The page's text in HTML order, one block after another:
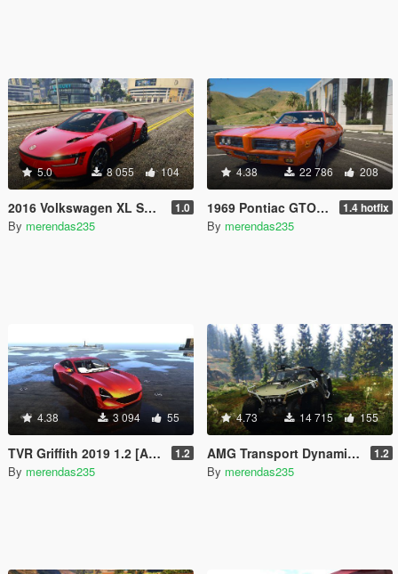
5.0 8 055 104
2016 Volkswagen XL Sport Concept [Add-On / Replace | LODs] 1.0
By merendas235
4.38 22 786 208
1969 Pontiac GTO Judge [Add-On / Replace | Tuning] 1.4 hotfix
By merendas235
4.38 3 094 55
TVR Griffith 2019 1.2 [Add-On | LODs] 1.2
By merendas235
4.73 14 715 155
AMG Transport Dynamics M12S Warthog CST [Add-On / Replace] 1.2
By merendas235